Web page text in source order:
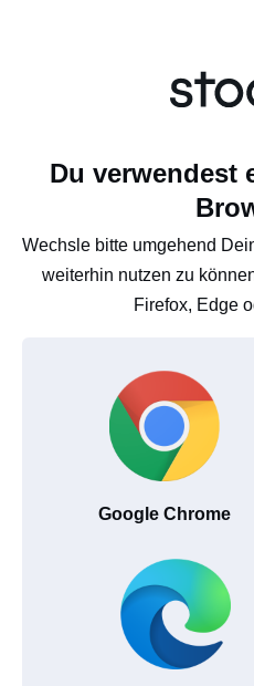
Du verwendest
Wechsle bitte umgehend
weiterhin nutzen zu
Firefox, Edge
Google Chrome